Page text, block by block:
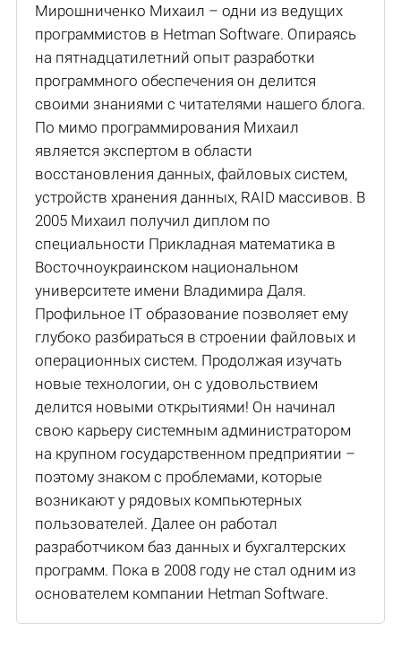
Мирошниченко Михаил – одни из ведущих
программистов в Hetman Software. Опираясь
на пятнадцатилетний опыт разработки
программного обеспечения он делится
своими знаниями с читателями нашего блога.
По мимо программирования Михаил
является экспертом в области
восстановления данных, файловых систем,
устройств хранения данных, RAID массивов. В
2005 Михаил получил диплом по
специальности Прикладная математика в
Восточноукраинском национальном
университете имени Владимира Даля.
Профильное IT образование позволяет ему
глубоко разбираться в строении файловых и
операционных систем. Продолжая изучать
новые технологии, он с удовольствием
делится новыми открытиями! Он начинал
свою карьеру системным администратором
на крупном государственном предприятии –
поэтому знаком с проблемами, которые
возникают у рядовых компьютерных
пользователей. Далее он работал
разработчиком баз данных и бухгалтерских
программ. Пока в 2008 году не стал одним из
основателем компании Hetman Software.